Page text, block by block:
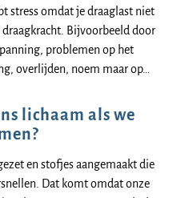
stress omdat je draaglast niet
Bijvoorbeeld door
problemen op het
overlijden, noem maar op…
lichaam als we
en stofjes aangemaakt die
Dat komt omdat onze